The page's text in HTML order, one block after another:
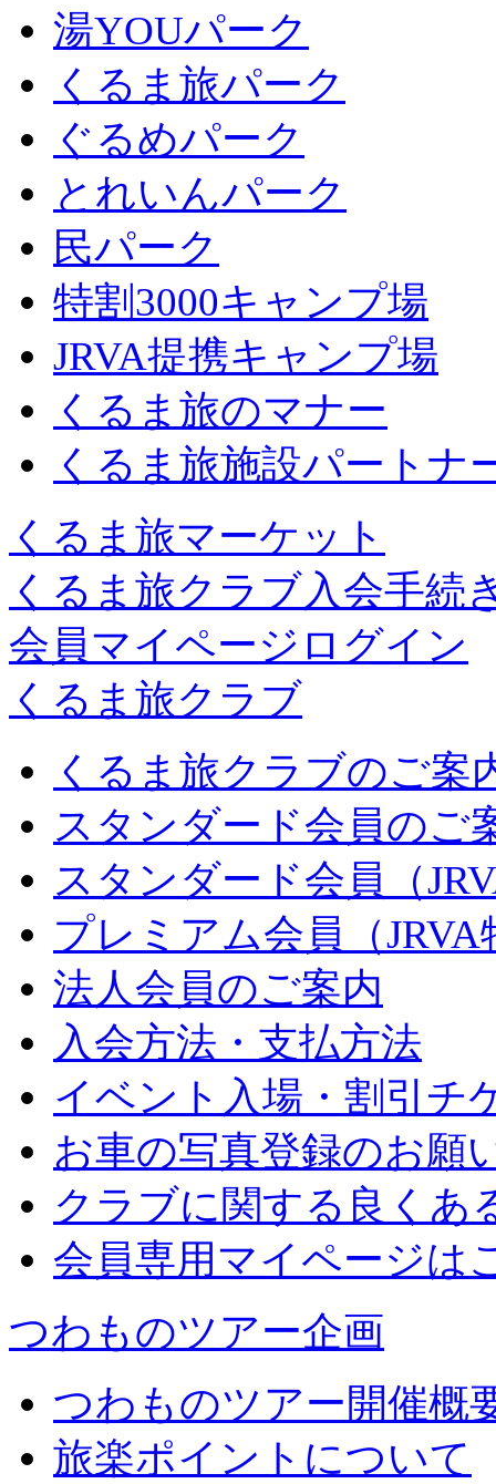
湯YOUパーク
くるま旅パーク
ぐるめパーク
とれいんパーク
民パーク
特割3000キャンプ場
JRVA提携キャンプ場
くるま旅のマナー
くるま旅施設パートナ
くるま旅マーケット
くるま旅クラブ入会手続
会員マイページログイン
くるま旅クラブ
くるま旅クラブのご案
スタンダード会員のご
スタンダード会員（
プレミアム会員（
法人会員のご案内
入会方法・支払方法
イベント入場・割引チ
お車の写真登録のお願
クラブに関する良くあ
会員専用マイページは
つわものツアー企画
つわものツアー開催概
旅楽ポイントについて